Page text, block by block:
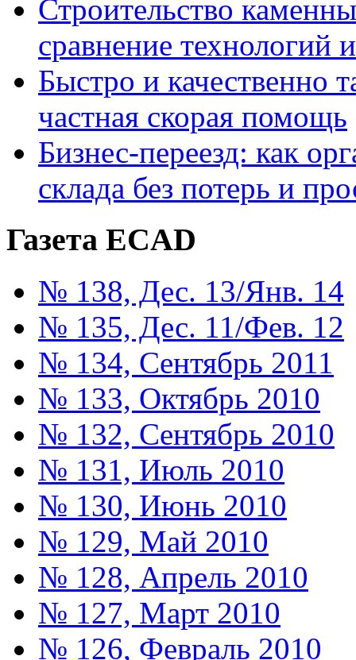
Строительство
сравнение технологий
Быстро и качественно
частная скорая помощь
Бизнес-переезд: как
склада без потерь и
Газета ECAD
№ 138, Дес. 13/Янв. 14
№ 135, Дес. 11/Фев. 12
№ 134, Сентябрь 2011
№ 133, Октябрь 2010
№ 132, Сентябрь 2010
№ 131, Июль 2010
№ 130, Июнь 2010
№ 129, Май 2010
№ 128, Апрель 2010
№ 127, Март 2010
№ 126, Февраль 2010